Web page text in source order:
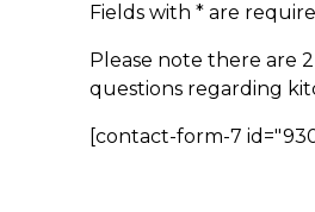
Fields with * are
Please note there are
questions regarding
[contact-form-7